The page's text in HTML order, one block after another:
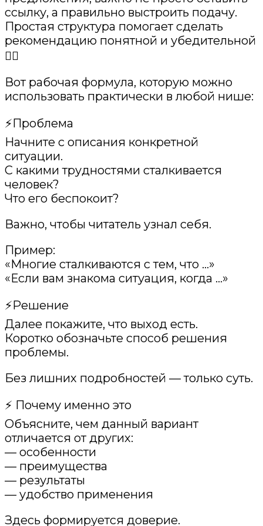
ссылку, а правильно выстроить подачу.
Простая структура помогает сделать
рекомендацию понятной и убедительной
👍🏻
Вот рабочая формула, которую можно
использовать практически в любой нише:
⚡️Проблема
Начните с описания конкретной
ситуации.
С какими трудностями сталкивается
человек?
Что его беспокоит?
Важно, чтобы читатель узнал себя.
Пример:
«Многие сталкиваются с тем, что …»
«Если вам знакома ситуация, когда …»
⚡️Решение
Далее покажите, что выход есть.
Коротко обозначьте способ решения
проблемы.
Без лишних подробностей — только суть.
⚡️ Почему именно это
Объясните, чем данный вариант
отличается от других:
— особенности
— преимущества
— результаты
— удобство применения
Здесь формируется доверие.